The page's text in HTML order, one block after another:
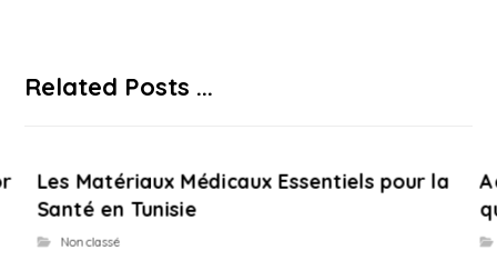
Related Posts ...
Les Matériaux Médicaux Essentiels pour la
Santé en Tunisie
Non classé